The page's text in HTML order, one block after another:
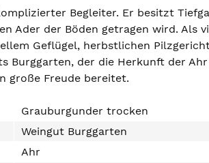
Begleiter. Er besitzt
Ader der Böden getragen wird. Als
Geflügel, herbstlichen
Burggarten, der die Herkunft der
große Freude bereitet.
Grauburgunder trocken
Weingut Burggarten
Ahr